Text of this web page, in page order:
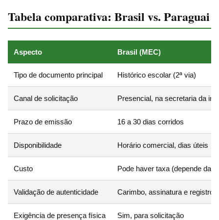
Tabela comparativa: Brasil vs. Paraguai
Aspecto Brasil (MEC)
Tipo de documento principal Histórico escolar (2ª via)
Canal de solicitação Presencial, na secretaria da
Prazo de emissão 16 a 30 dias corridos
Disponibilidade Horário comercial, dias úteis
Custo Pode haver taxa (depende da
Validação de autenticidade Carimbo, assinatura e registro
Exigência de presença física Sim, para solicitação